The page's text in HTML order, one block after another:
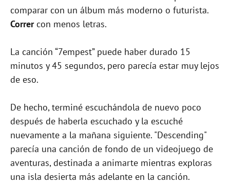
comparar con un álbum más moderno o futurista.
Corrercon menos letras.
La canción “7empest” puede haber durado 15
minutos y 45 segundos, pero parecía estar muy lejos
de eso.
De hecho, terminé escuchándola de nuevo poco
después de haberla escuchado y la escuché
nuevamente a la mañana siguiente. "Descending"
parecía una canción de fondo de un videojuego de
aventuras, destinada a animarte mientras exploras
una isla desierta más adelante en la canción.